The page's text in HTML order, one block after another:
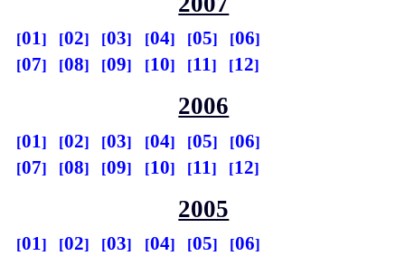
01 02 03 04 05
06
07
08 09 10 11 12
2006
01 02 03 04 05
06
07
08 09 10 11 12
2005
01 02 03 04 05
06